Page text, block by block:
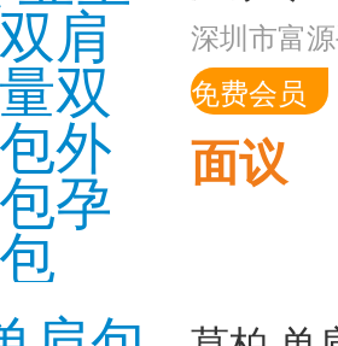
深圳市富
免费会员
面议